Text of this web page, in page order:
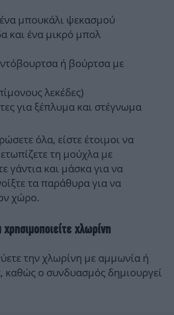
ένα μπουκάλι ψεκασμού
και ένα μικρό μπολ
ή βούρτσα με
λεκέδες)
για ξέπλυμα και στέγνωμα
όλα, είστε έτοιμοι να
τη μούχλα με
γάντια και μάσκα για να
τα παράθυρα για να
χώρο.
χρησιμοποιείτε χλωρίνη
την χλωρίνη με αμμωνία ή
καθώς ο συνδυασμός δημιουργεί